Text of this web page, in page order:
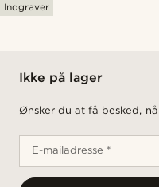
Indgraver
Ikke på lager
Ønsker du at få besked,
E-mailadresse *